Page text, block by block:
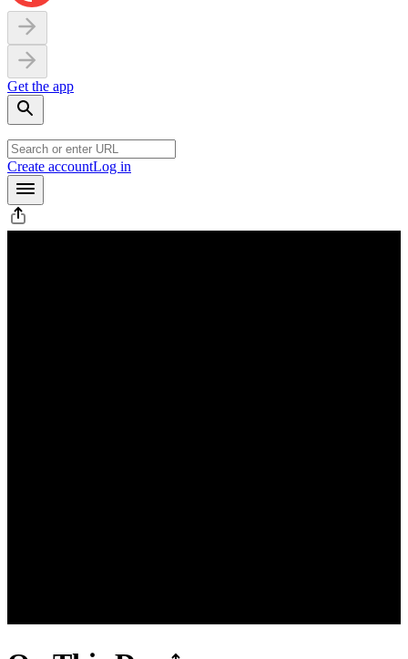
Get the app
Create accountLog in